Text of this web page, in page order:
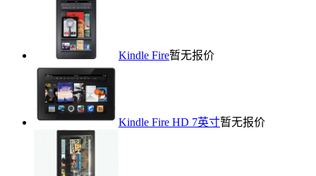
Kindle Fire暂无报价
Kindle Fire HD 7英寸暂无报价